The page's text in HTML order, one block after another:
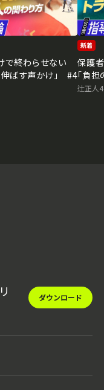
で終わらせない
伸ばす声かけ｣ #4
新着
保護
｢負
辻正人4
ダウンロード